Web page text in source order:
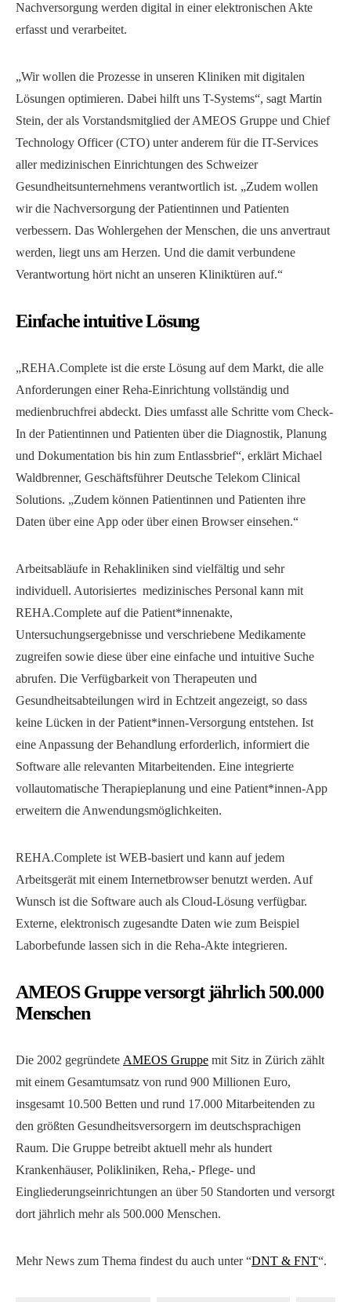
Nachversorgung werden digital in einer elektronischen Akte
erfasst und verarbeitet.
„Wir wollen die Prozesse in unseren Kliniken mit digitalen
Lösungen optimieren. Dabei hilft uns T-Systems“, sagt Martin
Stein, der als Vorstandsmitglied der AMEOS Gruppe und Chief
Technology Officer (CTO) unter anderem für die IT-Services
aller medizinischen Einrichtungen des Schweizer
Gesundheitsunternehmens verantwortlich ist. „Zudem wollen
wir die Nachversorgung der Patientinnen und Patienten
verbessern. Das Wohlergehen der Menschen, die uns anvertraut
werden, liegt uns am Herzen. Und die damit verbundene
Verantwortung hört nicht an unseren Kliniktüren auf.“
Einfache intuitive Lösung
„REHA.Complete ist die erste Lösung auf dem Markt, die alle
Anforderungen einer Reha-Einrichtung vollständig und
medienbruchfrei abdeckt. Dies umfasst alle Schritte vom Check-
In der Patientinnen und Patienten über die Diagnostik, Planung
und Dokumentation bis hin zum Entlassbrief“, erklärt Michael
Waldbrenner, Geschäftsführer Deutsche Telekom Clinical
Solutions. „Zudem können Patientinnen und Patienten ihre
Daten über eine App oder über einen Browser einsehen.“
Arbeitsabläufe in Rehakliniken sind vielfältig und sehr
individuell. Autorisiertes medizinisches Personal kann mit
REHA.Complete auf die Patient*innenakte,
Untersuchungsergebnisse und verschriebene Medikamente
zugreifen sowie diese über eine einfache und intuitive Suche
abrufen. Die Verfügbarkeit von Therapeuten und
Gesundheitsabteilungen wird in Echtzeit angezeigt, so dass
keine Lücken in der Patient*innen-Versorgung entstehen. Ist
eine Anpassung der Behandlung erforderlich, informiert die
Software alle relevanten Mitarbeitenden. Eine integrierte
vollautomatische Therapieplanung und eine Patient*innen-App
erweitern die Anwendungsmöglichkeiten.
REHA.Complete ist WEB-basiert und kann auf jedem
Arbeitsgerät mit einem Internetbrowser benutzt werden. Auf
Wunsch ist die Software auch als Cloud-Lösung verfügbar.
Externe, elektronisch zugesandte Daten wie zum Beispiel
Laborbefunde lassen sich in die Reha-Akte integrieren.
AMEOS Gruppe versorgt jährlich 500.000
Menschen
Die 2002 gegründete AMEOS Gruppe mit Sitz in Zürich zählt
mit einem Gesamtumsatz von rund 900 Millionen Euro,
insgesamt 10.500 Betten und rund 17.000 Mitarbeitenden zu
den größten Gesundheitsversorgern im deutschsprachigen
Raum. Die Gruppe betreibt aktuell mehr als hundert
Krankenhäuser, Polikliniken, Reha,- Pflege- und
Eingliederungseinrichtungen an über 50 Standorten und versorgt
dort jährlich mehr als 500.000 Menschen.
Mehr News zum Thema findest du auch unter “DNT & FNT“.